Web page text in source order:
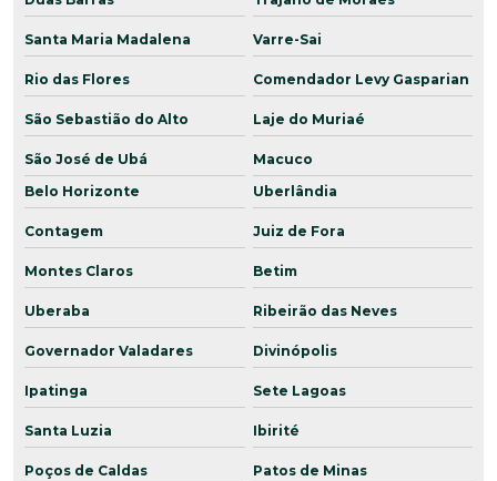
Santa Maria Madalena Varre-Sai
Rio das Flores Comendador Levy Gasparian
São Sebastião do Alto Laje do Muriaé
São José de Ubá
Macuco
Belo Horizonte
Uberlândia
Contagem Juiz de Fora
Montes Claros Betim
Uberaba Ribeirão das Neves
Governador Valadares Divinópolis
Ipatinga Sete Lagoas
Santa Luzia Ibirité
Poços de Caldas Patos de Minas